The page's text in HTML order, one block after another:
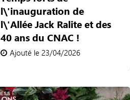
l\'inauguration de
l\'Allée Jack Ralite et des
40 ans du CNAC !
Ajouté le 23/04/2026